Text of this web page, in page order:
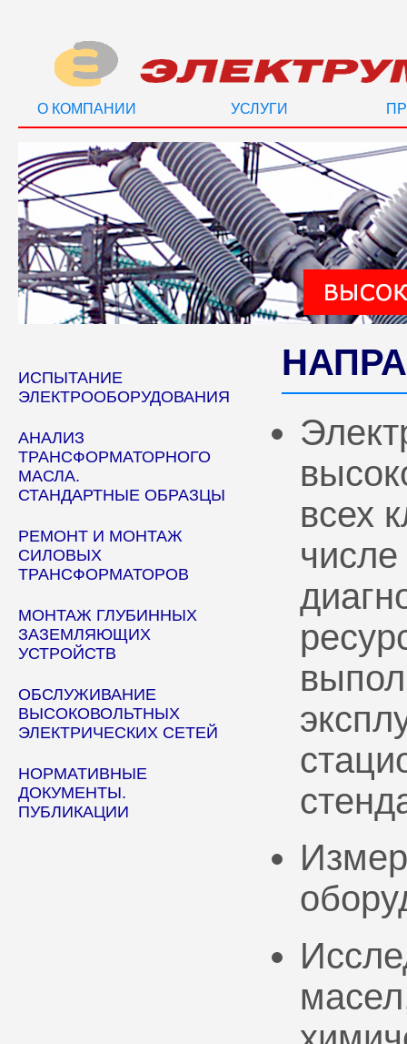
О КОМПАНИИ УСЛУГИ
ИСПЫТАНИЕ
ЭЛЕКТРООБОРУДОВАНИЯ
АНАЛИЗ
ТРАНСФОРМАТОРНОГО
МАСЛА.
СТАНДАРТНЫЕ ОБРАЗЦЫ
РЕМОНТ И МОНТАЖ
СИЛОВЫХ
ТРАНСФОРМАТОРОВ
МОНТАЖ ГЛУБИННЫХ
ЗАЗЕМЛЯЮЩИХ
УСТРОЙСТВ
ОБСЛУЖИВАНИЕ
ВЫСОКОВОЛЬТНЫХ
ЭЛЕКТРИЧЕСКИХ СЕТЕЙ
НОРМАТИВНЫЕ
ДОКУМЕНТЫ.
ПУБЛИКАЦИИ
всех